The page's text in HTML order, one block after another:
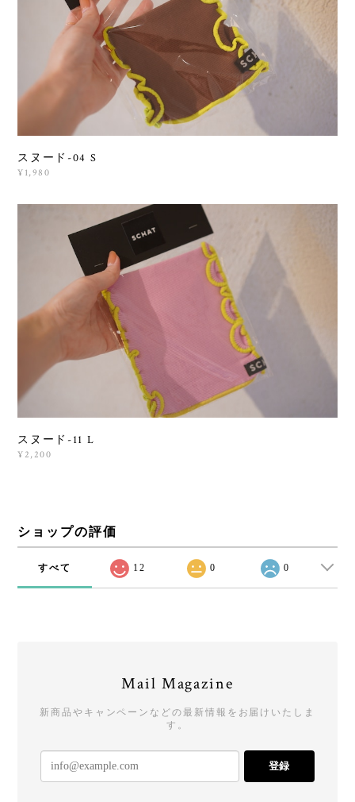
スヌード-04 S
¥1,980
スヌード-11 L
¥2,200
ショップの評価
すべて 12 0 0
Mail Magazine
新商品やキャンペーンなどの最新情報をお届けいたしま
す。
登録